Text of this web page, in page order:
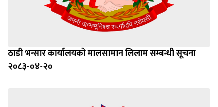
ठाडी भन्सार कार्यालयको मालसामान लिलाम सम्बन्धी सूचना
२०८३-०४-२०